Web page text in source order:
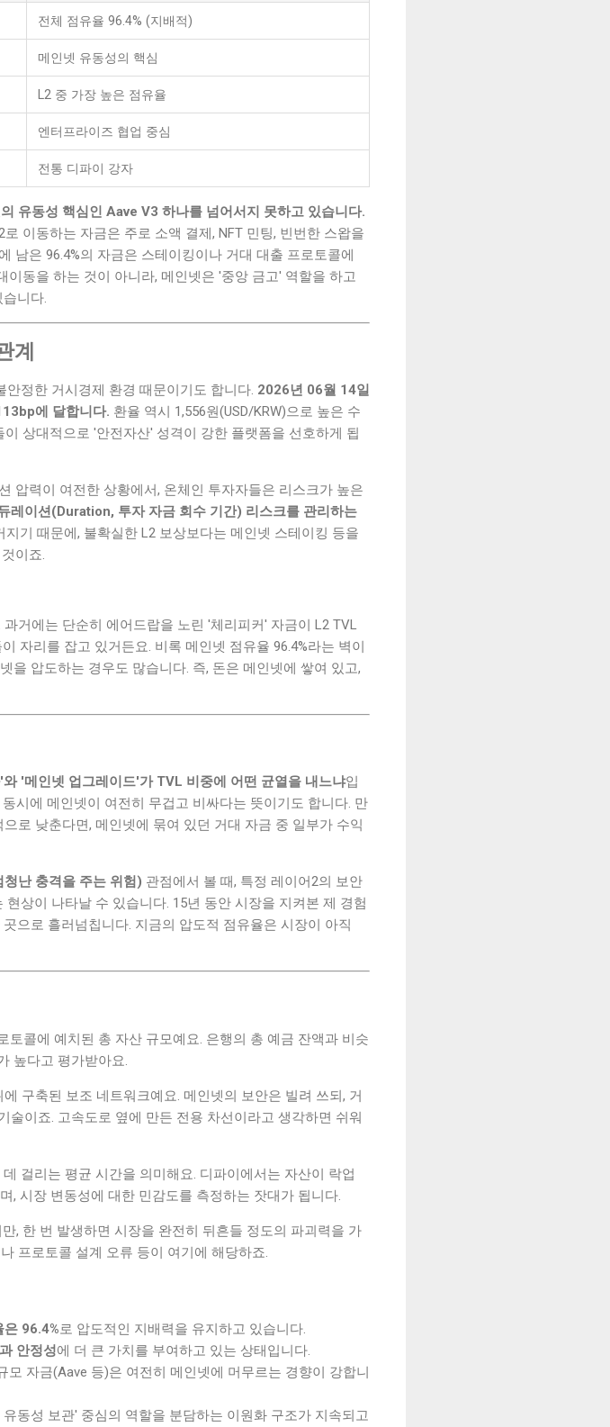
전체 점유율 96.4% (지배적)
메인넷 유동성의 핵심
L2 중 가장 높은 점유율
엔터프라이즈 협업 중심
전통 디파이 강자
유동성 핵심인 Aave V3 하나를 넘어서지 못하고 있습니다.
이동하는 자금은 주로 소액 결제, NFT 민팅, 빈번한 스왑을
남은 96.4%의 자금은 스테이킹이나 거대 대출 프로토콜에
동을 하는 것이 아니라, 메인넷은 '중앙 금고' 역할을 하고
니다.
계
정한 거시경제 환경 때문이기도 합니다. 2026년 06월 14일
에 달합니다. 환율 역시 1,556원(USD/KRW)으로 높은 수
상대적으로 '안전자산' 성격이 강한 플랫폼을 선호하게 됩
압력이 여전한 상황에서, 온체인 투자자들은 리스크가 높은
레이션(Duration, 투자 자금 회수 기간) 리스크를 관리하는
기 때문에, 불확실한 L2 보상보다는 메인넷 스테이킹 등을
이죠.
거에는 단순히 에어드랍을 노린 '체리피커' 자금이 L2 TVL
자리를 잡고 있거든요. 비록 메인넷 점유율 96.4%라는 벽이
을 압도하는 경우도 많습니다. 즉, 돈은 메인넷에 쌓여 있고,
'메인넷 업그레이드'가 TVL 비중에 어떤 균열을 내느냐입
시에 메인넷이 여전히 무겁고 비싸다는 뜻이기도 합니다. 만
로 낮춘다면, 메인넷에 묶여 있던 거대 자금 중 일부가 수익
난 충격을 주는 위험) 관점에서 볼 때, 특정 레이어2의 보안
상이 나타날 수 있습니다. 15년 동안 시장을 지켜본 제 경험
으로 흘러넘칩니다. 지금의 압도적 점유율은 시장이 아직
토콜에 예치된 총 자산 규모예요. 은행의 총 예금 잔액과 비슷
높다고 평가받아요.
구축된 보조 네트워크예요. 메인넷의 보안은 빌려 쓰되, 거
이죠. 고속도로 옆에 만든 전용 차선이라고 생각하면 쉬워
걸리는 평균 시간을 의미해요. 디파이에서는 자산이 락업
시장 변동성에 대한 민감도를 측정하는 잣대가 됩니다.
, 한 번 발생하면 시장을 완전히 뒤흔들 정도의 파괴력을 가
프로토콜 설계 오류 등이 여기에 해당하죠.
96.4%로 압도적인 지배력을 유지하고 있습니다.
안정성에 더 큰 가치를 부여하고 있는 상태입니다.
자금(Aave 등)은 여전히 메인넷에 머무르는 경향이 강합니
동성 보관' 중심의 역할을 분담하는 이원화 구조가 지속되고